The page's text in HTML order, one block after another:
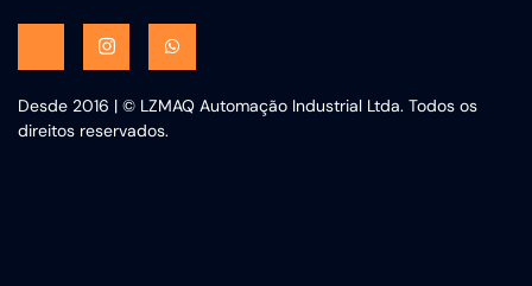
Desde 2016 | © LZMAQ Automação Industrial Ltda. Todos os
direitos reservados.